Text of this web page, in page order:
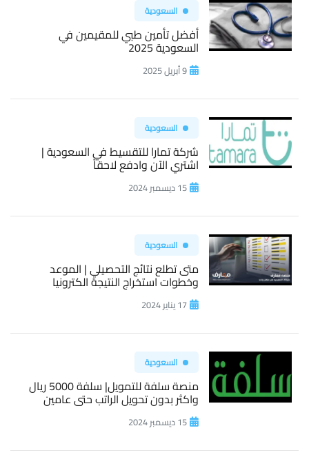
السعودية
أفضل تأمين طبي للمقيمين في
السعودية 2025
9 أبريل 2025
السعودية
شركة تمارا للتقسيط في السعودية |
اشتري الآن وادفع لاحقاً
15 ديسمبر 2024
السعودية
متى تطلع نتائج التحصيلي | الموعد
وخطوات استخراج النتيجة الكترونيا
17 يناير 2024
السعودية
منصة سلفة للتمويل| سلفة 5000 ريال
واكثر بدون تحويل الراتب حتى عامين
15 ديسمبر 2024